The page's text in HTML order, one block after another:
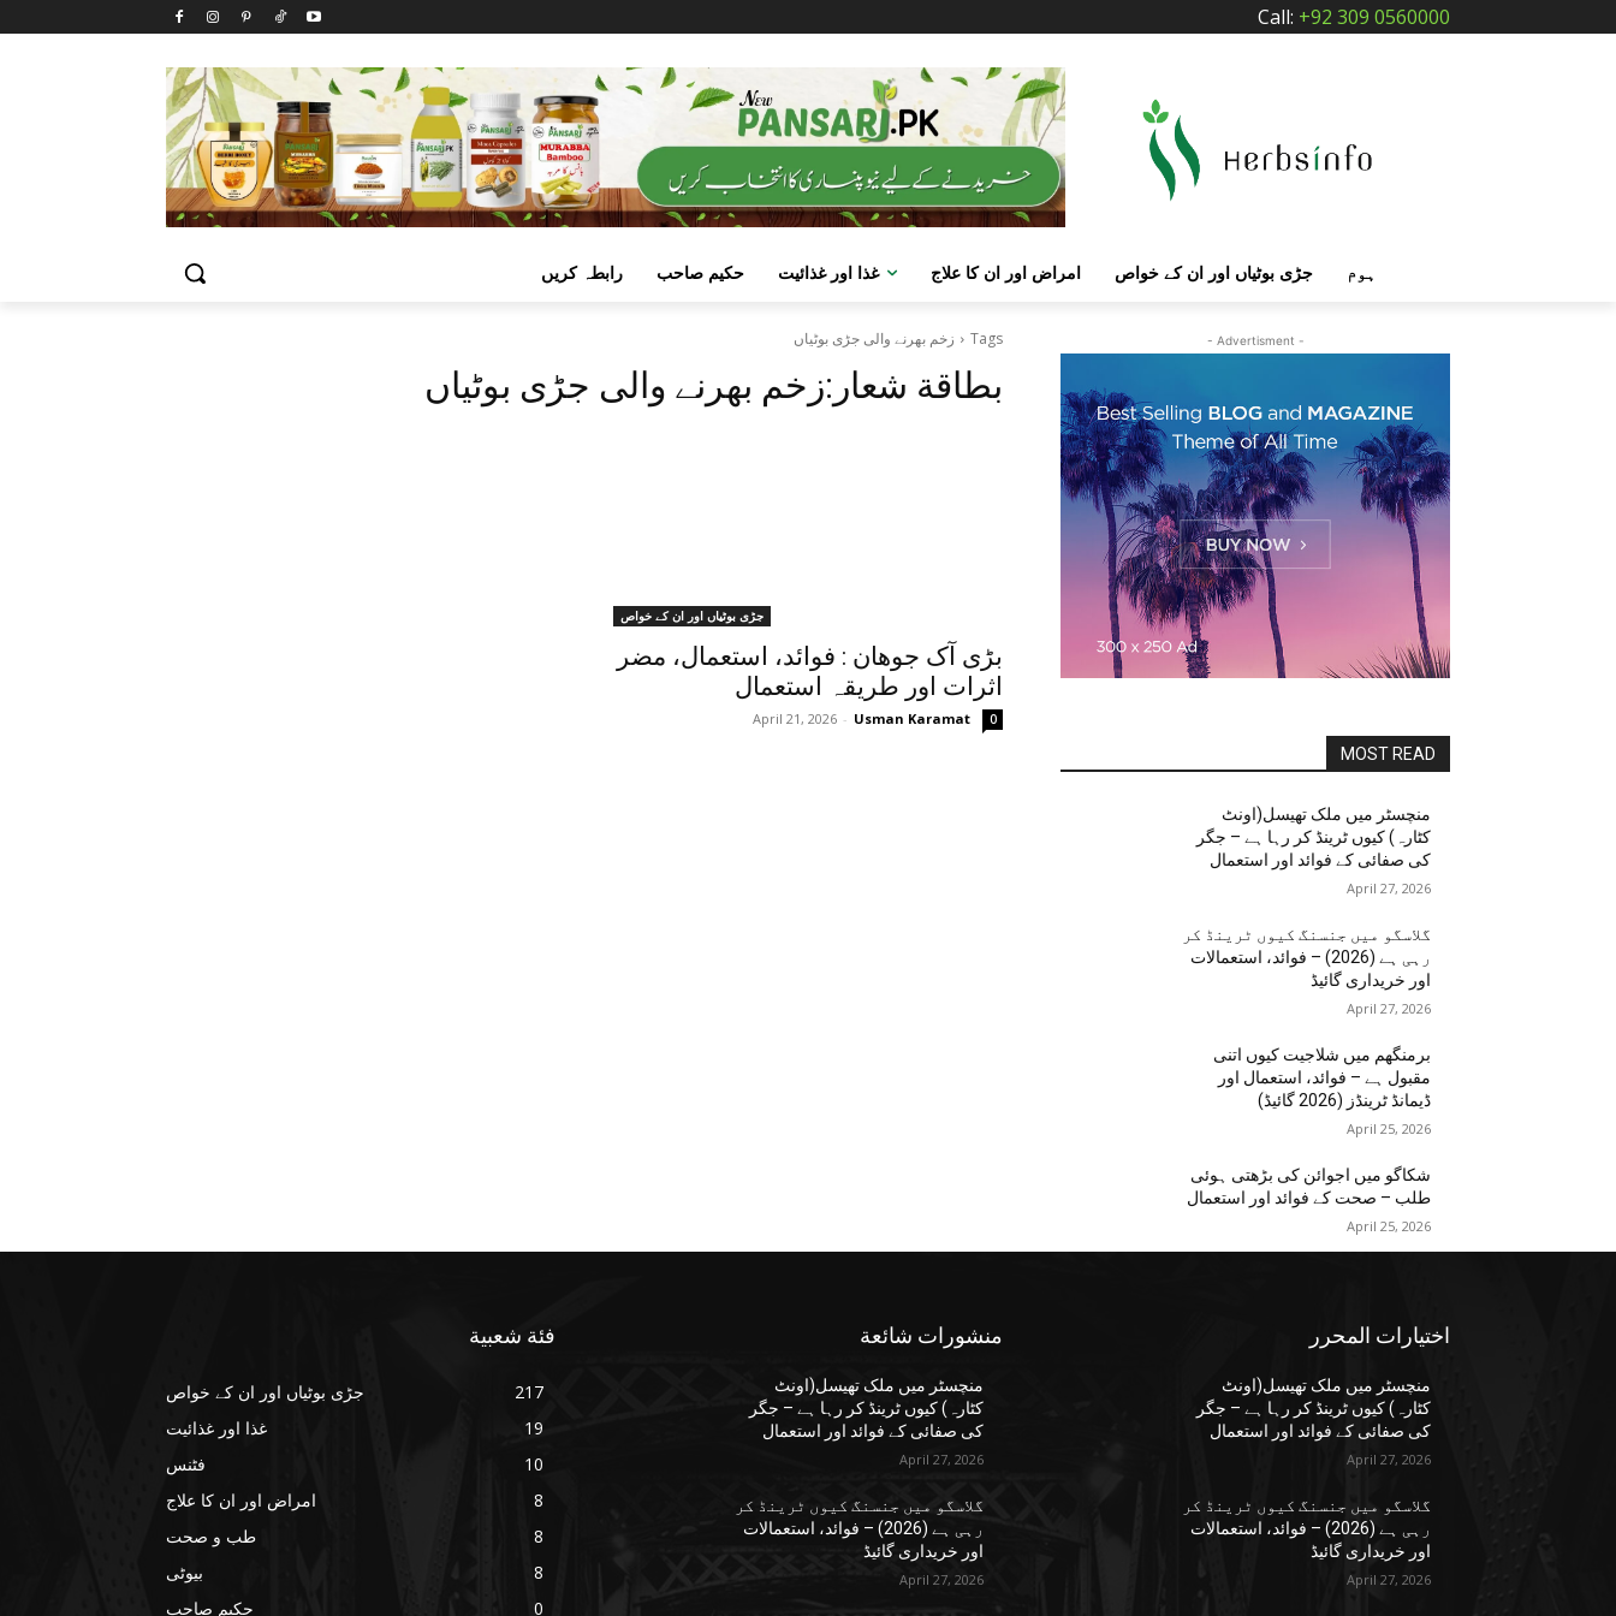
Call: +92 309 0560000
رابطہ کریں حکیم صاحب غذا اور غذائیت امراض اور ان کا علاج جڑی بوٹیاں اور ان کے خواص ہوم
Tags زخم بھرنے والی جڑی بوٹیاں
بطاقة شعار:زخم بھرنے والی جڑی بوٹیاں
جڑی بوٹیاں اور ان کے خواص
بڑی آک جوھان : فوائد، استعمال، مضر
اثرات اور طریقہ استعمال
Usman Karamat
-
April 21, 2026 0
- Advertisment -
MOST READ
منچسٹر میں ملک تھیسل(اونٹ
کٹارہ) کیوں ٹرینڈ کر رہا ہے – جگر
کی صفائی کے فوائد اور استعمال
April 27, 2026
گلاسگو میں جنسنگ کیوں ٹرینڈ کر
رہی ہے (2026) – فوائد، استعمالات
اور خریداری گائیڈ
April 27, 2026
برمنگھم میں شلاجیت کیوں اتنی
مقبول ہے – فوائد، استعمال اور
ڈیمانڈ ٹرینڈز (2026 گائیڈ)
April 25, 2026
شکاگو میں اجوائن کی بڑھتی ہوئی
طلب – صحت کے فوائد اور استعمال
April 25, 2026
اختيارات المحرر
منچسٹر میں ملک تھیسل(اونٹ
کٹارہ) کیوں ٹرینڈ کر رہا ہے – جگر
کی صفائی کے فوائد اور استعمال
April 27, 2026
گلاسگو میں جنسنگ کیوں ٹرینڈ کر
رہی ہے (2026) – فوائد، استعمالات
اور خریداری گائیڈ
April 27, 2026
منشورات شائعة
منچسٹر میں ملک تھیسل(اونٹ
کٹارہ) کیوں ٹرینڈ کر رہا ہے – جگر
کی صفائی کے فوائد اور استعمال
April 27, 2026
گلاسگو میں جنسنگ کیوں ٹرینڈ کر
رہی ہے (2026) – فوائد، استعمالات
اور خریداری گائیڈ
April 27, 2026
فئة شعبية
جڑی بوٹیاں اور ان کے خواص
217
غذا اور غذائیت
19
فٹنس
10
امراض اور ان کا علاج
8
طب و صحت
8
بیوٹی
8
حکیم صاحب
0